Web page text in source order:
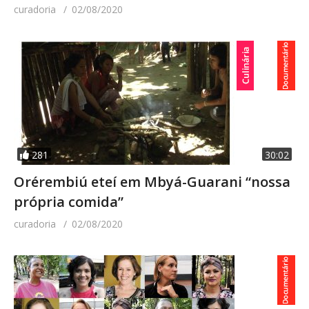
Felipe Mourão, Instrutor Diego Medeiros, Profª
Academia.
curadoria 02/08/2020
281 30:02
Orérembiú eteí em Mbyá-Guarani “nossa
própria comida”
curadoria 02/08/2020